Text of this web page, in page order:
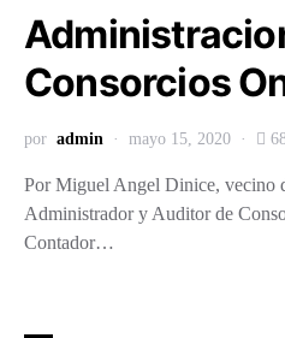
Consorcios
por admin mayo 15, 2020
Por Miguel Angel Dinice, vecino
Administrador y Auditor de
Contador…